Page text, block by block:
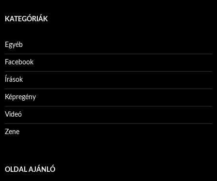
KATEGÓRIÁK
Egyéb
Facebook
Írások
Képregény
Videó
Zene
OLDAL AJÁNLÓ